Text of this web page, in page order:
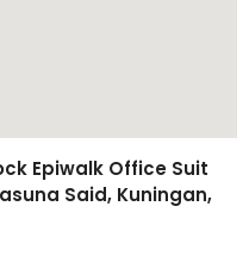
Epiwalk Office Suit
Said, Kuningan,